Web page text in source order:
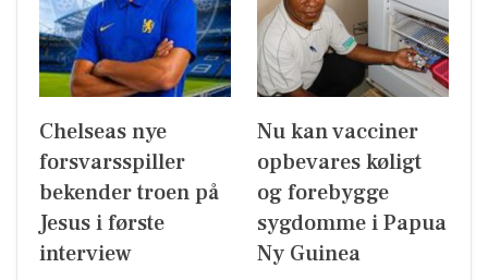
Chelseas nye
forsvarsspiller
bekender troen på
Jesus i første
interview
Nu kan vacciner
opbevares køligt
og forebygge
sygdomme i Papua
Ny Guinea